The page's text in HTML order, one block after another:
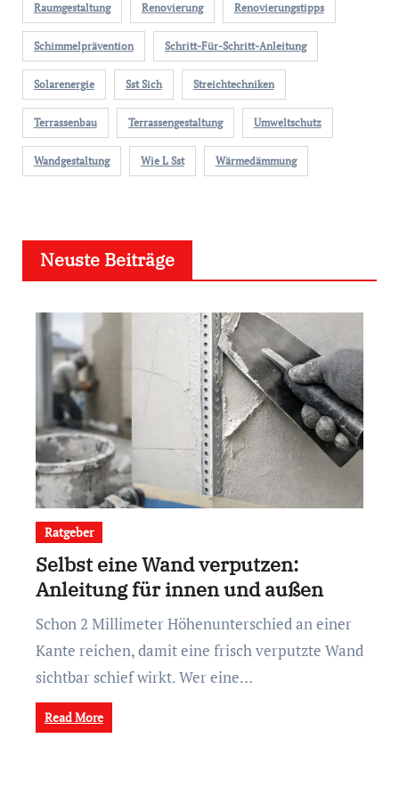
Raumgestaltung Renovierung Renovierungstipps
Schimmelprävention Schritt-Für-Schritt-Anleitung
Solarenergie Sst Sich Streichtechniken
Terrassenbau Terrassengestaltung Umweltschutz
Wandgestaltung Wie L Sst Wärmedämmung
Neuste Beiträge
Ratgeber
Selbst eine Wand verputzen:
Anleitung für innen und außen
Schon 2 Millimeter Höhenunterschied an einer
Kante reichen, damit eine frisch verputzte Wand
sichtbar schief wirkt. Wer eine…
Read More